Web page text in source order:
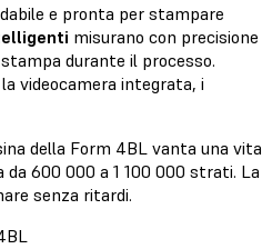
e pronta per stampare
misurano con precisione
durante il processo.
videocamera integrata, i
della Form 4BL vanta una vita
600 000 a 1 100 000 strati. La
senza ritardi.